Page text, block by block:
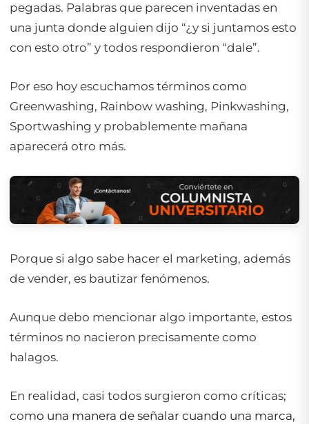
pegadas. Palabras que parecen inventadas en
una junta donde alguien dijo “¿y si juntamos esto
con esto otro” y todos respondieron “dale”.
Por eso hoy escuchamos términos como
Greenwashing, Rainbow washing, Pinkwashing,
Sportwashing y probablemente mañana
aparecerá otro más.
Porque si algo sabe hacer el marketing, además
de vender, es bautizar fenómenos.
Aunque debo mencionar algo importante, estos
términos no nacieron precisamente como
halagos.
En realidad, casi todos surgieron como críticas;
como una manera de señalar cuando una marca,